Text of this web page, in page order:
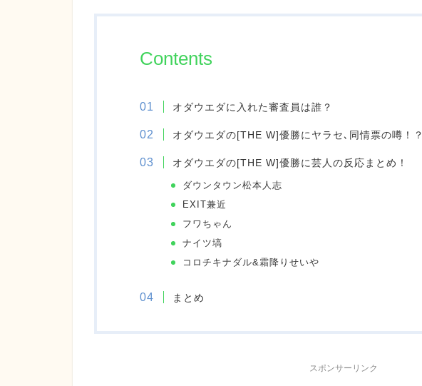
Contents
オダウエダに入れた審査員は誰？
オダウエダの[THE W]優勝にヤラセ､同情票の噂！？
オダウエダの[THE W]優勝に芸人の反応まとめ！
ダウンタウン松本人志
EXIT兼近
フワちゃん
ナイツ塙
コロチキナダル&霜降りせいや
まとめ
スポンサーリンク